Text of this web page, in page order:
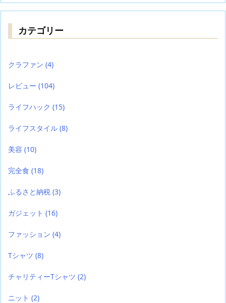
カテゴリー
クラファン (4)
レビュー (104)
ライフハック (15)
ライフスタイル (8)
美容 (10)
完全食 (18)
ふるさと納税 (3)
ガジェット (16)
ファッション (4)
Tシャツ (8)
チャリティーTシャツ (2)
ニット (2)